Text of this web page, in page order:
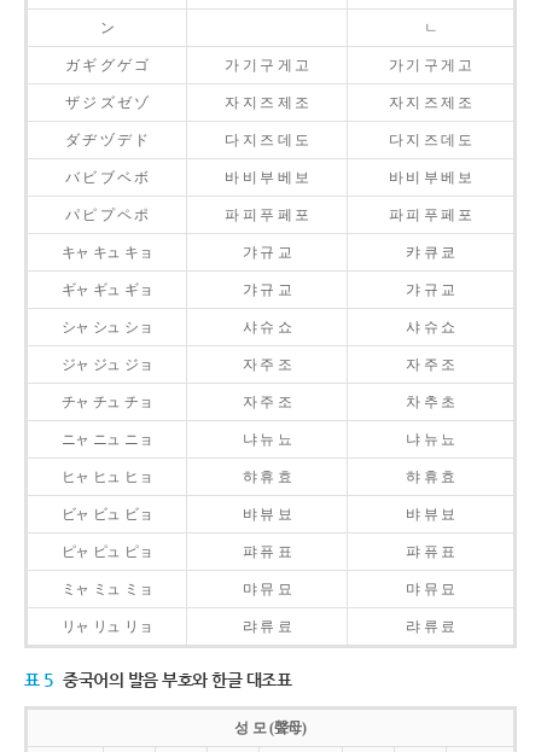
ン ㄴ
ガ ギ グ ゲ ゴ 가 기 구 게 고 가 기 구 게 고
ザ ジ ズ ゼ ゾ 자 지 즈 제 조 자 지 즈 제 조
ダ ヂ ヅ デ ド 다 지 즈 데 도 다 지 즈 데 도
バ ビ ブ ベ ボ 바 비 부 베 보 바 비 부 베 보
パ ピ プ ペ ポ 파 피 푸 페 포 파 피 푸 페 포
キャ キュ キョ 갸 규 교 캬 큐 쿄
ギャ ギュ ギョ 갸 규 교 갸 규 교
シャ シュ ショ 샤 슈 쇼 샤 슈 쇼
ジャ ジュ ジョ 자 주 조 자 주 조
チャ チュ チョ 자 주 조 차 추 초
ニャ ニュ ニョ 냐 뉴 뇨 냐 뉴 뇨
ヒャ ヒュ ヒョ 햐 휴 효 햐 휴 효
ビャ ビュ ビョ 뱌 뷰 뵤 뱌 뷰 뵤
ピャ ピュ ピョ 퍄 퓨 표 퍄 퓨 표
ミャ ミュ ミョ 먀 뮤 묘 먀 뮤 묘
リャ リュ リョ 랴 류 료 랴 류 료
표 5 중국어의 발음 부호와 한글 대조표
성 모 (聲母)